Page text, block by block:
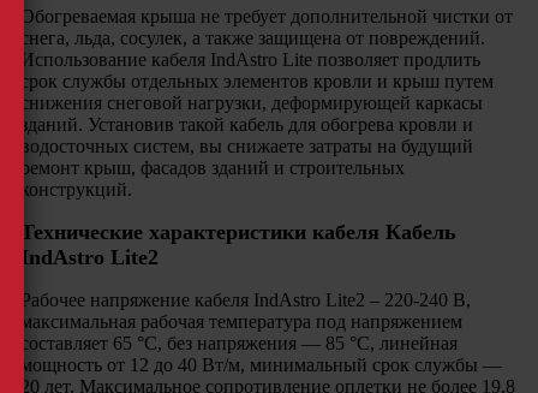
Обогреваемая крыша не требует дополнительной чистки от
снега, льда, сосулек, а также защищена от повреждений.
Использование кабеля IndAstro Lite позволяет продлить
срок службы отдельных элементов кровли и крыш путем
снижения снеговой нагрузки, деформирующей каркасы
зданий. Установив такой кабель для обогрева кровли и
водосточных систем, вы снижаете затраты на будущий
ремонт крыш, фасадов зданий и строительных
конструкций.
Технические характеристики кабеля Кабель
IndAstro Lite2
Рабочее напряжение кабеля IndAstro Lite2 – 220-240 В,
максимальная рабочая температура под напряжением
составляет 65 °С, без напряжения — 85 °С, линейная
мощность от 12 до 40 Вт/м, минимальный срок службы —
20 лет. Максимальное сопротивление оплетки не более 19,8